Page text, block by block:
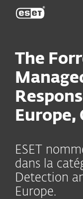
The
Europe,
ESET
dans la
Detection
Europe.
ESET